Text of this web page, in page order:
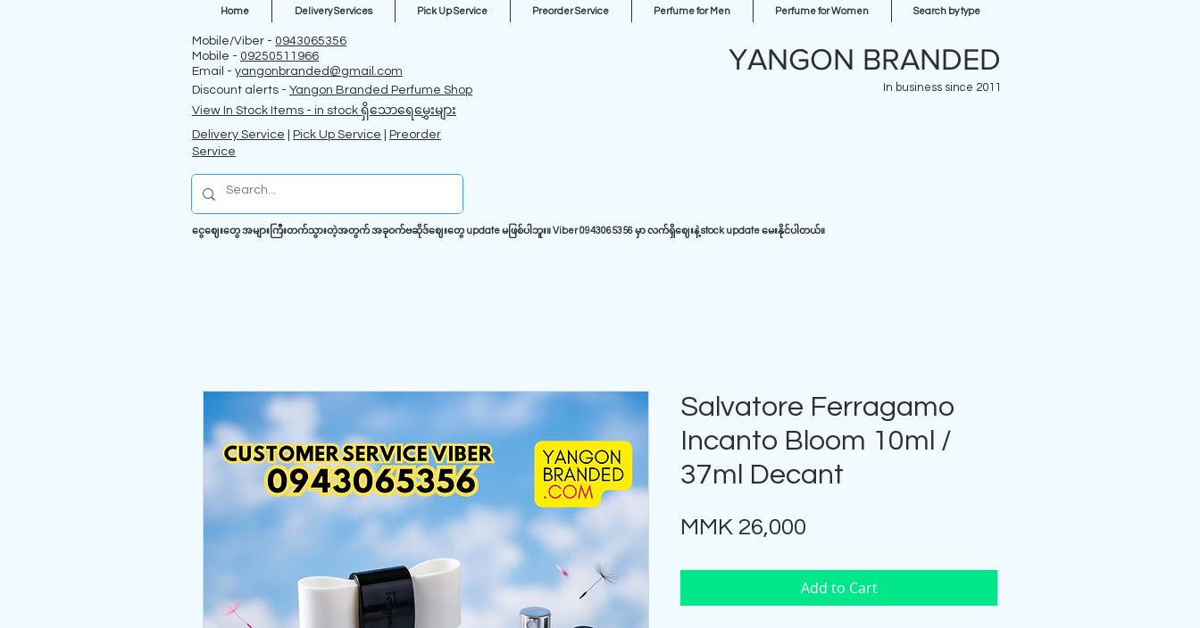
Home Delivery Services Pick Up Service Preorder Service Perfume for Men Perfume for Women Search by type
Mobile/Viber - 0943065356
Mobile - 09250511966
Email - yangonbranded@gmail.com
Discount alerts - Yangon Branded Perfume Shop
View In Stock Items - in stock ရှိသောရေမွှေးများ
Delivery Service
Pick Up Service
Preorder
Service
YANGON BRANDED
In business since 2011
ငွေဈေးတွေ အများကြီးတက်သွားတဲ့အတွက် အခုဝက်ဗဆိုဒ်ဈေးတွေ update မဖြစ်ပါဘူး။ Viber 0943065356 မှာ လက်ရှိဈေးနဲ့ stock update မေးနိုင်ပါတယ်။
Salvatore Ferragamo
Incanto Bloom 10ml /
37ml Decant
MMK 26,000
Add to Cart